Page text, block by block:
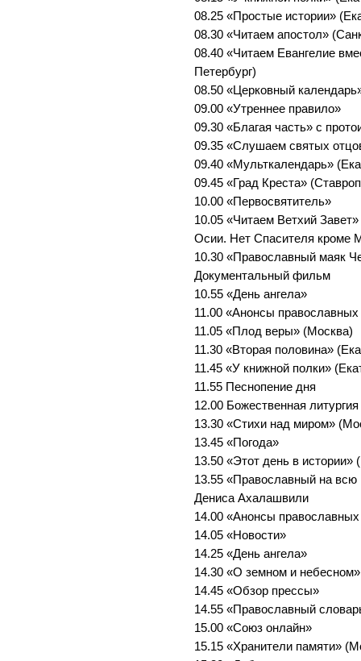
08.25 «Простые истории»
08.30 «Читаем апостол»
08.40 «Читаем Евангелие
Петербург)
08.50 «Церковный
09.00 «Утреннее правило»
09.30 «Благая часть» с
09.35 «Слушаем святых
09.40 «Мульткалендарь»
09.45 «Град Креста»
10.00 «Первосвятитель»
10.05 «Читаем Ветхий
Осии. Нет Спасителя кроме
10.30 «Православный маяк
Документальный фильм
10.55 «День ангела»
11.00 «Анонсы
11.05 «Плод веры» (Москва)
11.30 «Вторая половина»
11.45 «У книжной полки»
11.55 Песнопение дня
12.00 Божественная
13.30 «Стихи над миром»
13.45 «Погода»
13.50 «Этот день в истории»
13.55 «Православный на всю
Дениса Ахалашвили
14.00 «Анонсы
14.05 «Новости»
14.25 «День ангела»
14.30 «О земном и небесном»
14.45 «Обзор прессы»
14.55 «Православный
15.00 «Союз онлайн»
15.15 «Хранители памяти»